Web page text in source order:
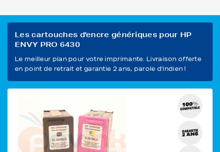
Les cartouches d'encre génériques pour HP
ENVY PRO 6430
Le meilleur plan pour votre imprimante. Livraison offerte
en point de retrait et garantie 2 ans, parole d'indien !